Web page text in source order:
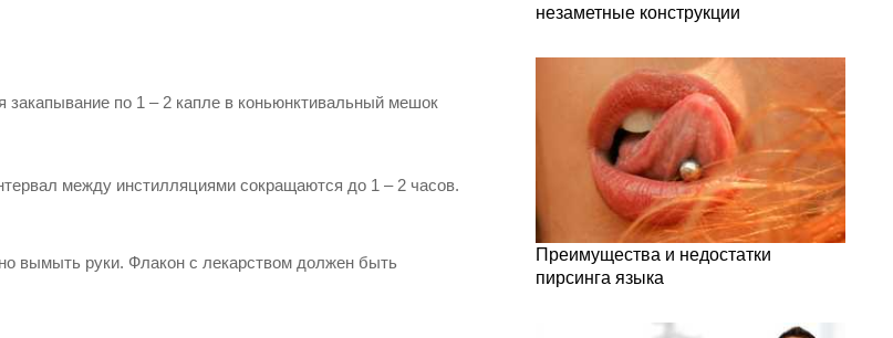
закапывание по 1 – 2 капле в коньюнктивальный мешок
между инстилляциями сокращаются до 1 – 2 часов.
вымыть руки. Флакон с лекарством должен быть
незаметные конструкции
Преимущества и недостатки
пирсинга языка